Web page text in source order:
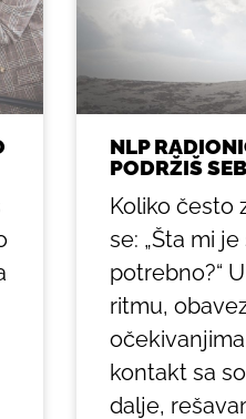
NLP
PODRŽIŠ
Koliko često
se: „Šta mi
potrebno?“
ritmu,
kontakt sa
dalje,